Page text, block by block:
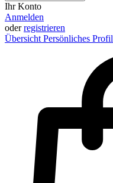
Ihr Konto
Anmelden
oderregistrieren
Übersicht Persönliches Profil